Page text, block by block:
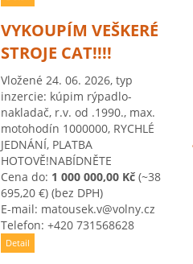
VYKOUPÍM VEŠKERÉ
STROJE CAT!!!!
Vložené 24. 06. 2026, typ
inzercie: kúpim rýpadlo-
nakladač, r.v. od .1990., max.
motohodín 1000000, RYCHLÉ
JEDNÁNÍ, PLATBA
HOTOVĚ!NABÍDNĚTE
Cena do: 1 000 000,00 Kč (~38
695,20 €) (bez DPH)
E-mail: matousek.v@volny.cz
Telefon: +420 731568628
Detail